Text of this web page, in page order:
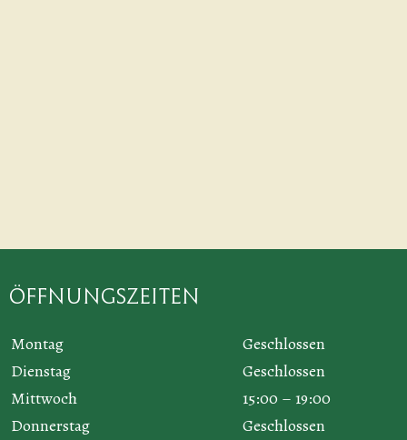
Öffnungszeiten
Montag
Geschlossen
Dienstag
Geschlossen
Mittwoch
15:00 – 19:00
Donnerstag
Geschlossen